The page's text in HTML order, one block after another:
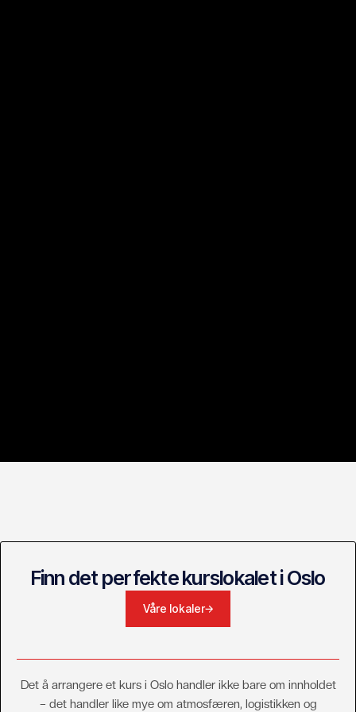
Finn det perfekte kurslokalet i Oslo
Våre lokaler
Det å arrangere et kurs i Oslo handler ikke bare om innholdet
– det handler like mye om atmosfæren, logistikken og